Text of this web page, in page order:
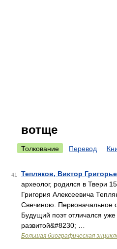
вотще
Толкование Перевод
41 Тепляков, Виктор
археолог, родился в Твери
Григория Алексеевича
Свечиною. Первоначальное
Будущий поэт отличался
развитой&#8230; …
Большая биографическая